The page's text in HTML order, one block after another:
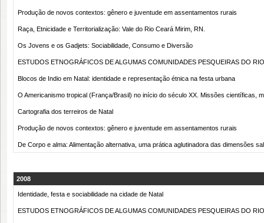
Produção de novos contextos: gênero e juventude em assentamentos rurais
Raça, Etnicidade e Territorialização: Vale do Rio Ceará Mirim, RN.
Os Jovens e os Gadjets: Sociabilidade, Consumo e Diversão
ESTUDOS ETNOGRÁFICOS DE ALGUMAS COMUNIDADES PESQUEIRAS DO
Blocos de Indio em Natal: identidade e representação étnica na festa urbana
O Americanismo tropical (França/Brasil) no início do século XX. Missões científicas,
Cartografia dos terreiros de Natal
Produção de novos contextos: gênero e juventude em assentamentos rurais
De Corpo e alma: Alimentação alternativa, uma prática aglutinadora das dimensões
2008
Identidade, festa e sociabilidade na cidade de Natal
ESTUDOS ETNOGRÁFICOS DE ALGUMAS COMUNIDADES PESQUEIRAS DO